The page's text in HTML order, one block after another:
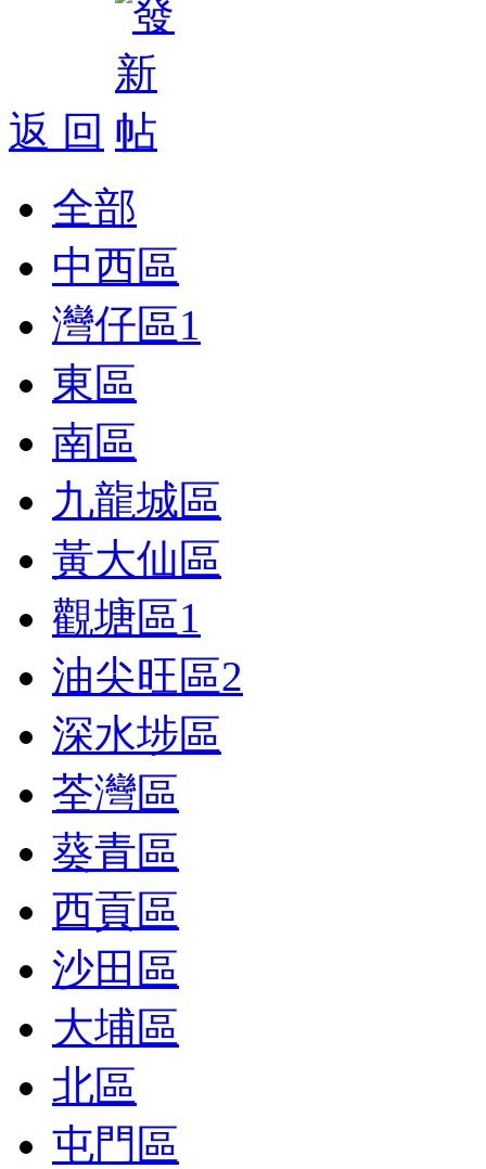
返 回
全部
中西區
灣仔區1
東區
南區
九龍城區
黃大仙區
觀塘區1
油尖旺區2
深水埗區
荃灣區
葵青區
西貢區
沙田區
大埔區
北區
屯門區